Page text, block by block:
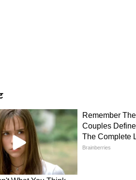
रात अमेरिकी सरकार को इतना
पीछे 'साइबर वॉर' और राष्ट्रीय
(US Department of
में एक ऐसा 'जेलब्रेक' या
की महा-शक्तिशाली साइबर-